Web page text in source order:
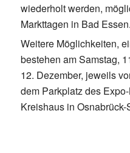
wiederholt werden,
Markttagen in Bad Essen.
Weitere Möglichkeiten,
bestehen am Samstag,
12. Dezember, jeweils
dem Parkplatz des
Kreishaus in